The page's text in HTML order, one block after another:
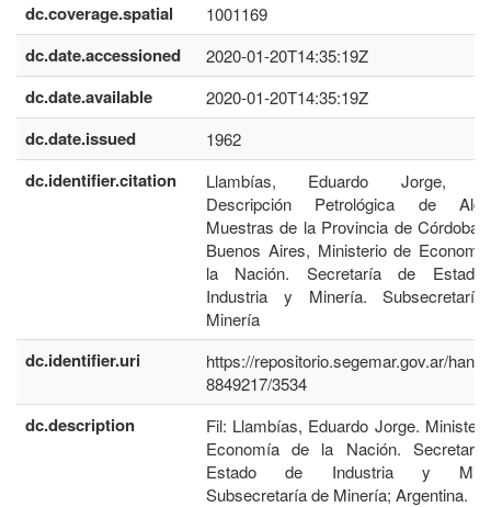
dc.coverage.spatial 1001169
dc.date.accessioned 2020-01-20T14:35:19Z
dc.date.available 2020-01-20T14:35:19Z
dc.date.issued 1962
dc.identifier.citation
Llambías, Eduardo Jorge,
Descripción Petrológica de
Muestras de la Provincia de Córdoba.
Buenos Aires, Ministerio de
la Nación. Secretaría de
Industria y Minería.
Minería
dc.identifier.uri
https://repositorio.segemar.gov.ar/
8849217/3534
dc.description
Fil: Llambías, Eduardo Jorge.
Economía de la Nación.
Estado de Industria y
Subsecretaría de Minería; Argentina.